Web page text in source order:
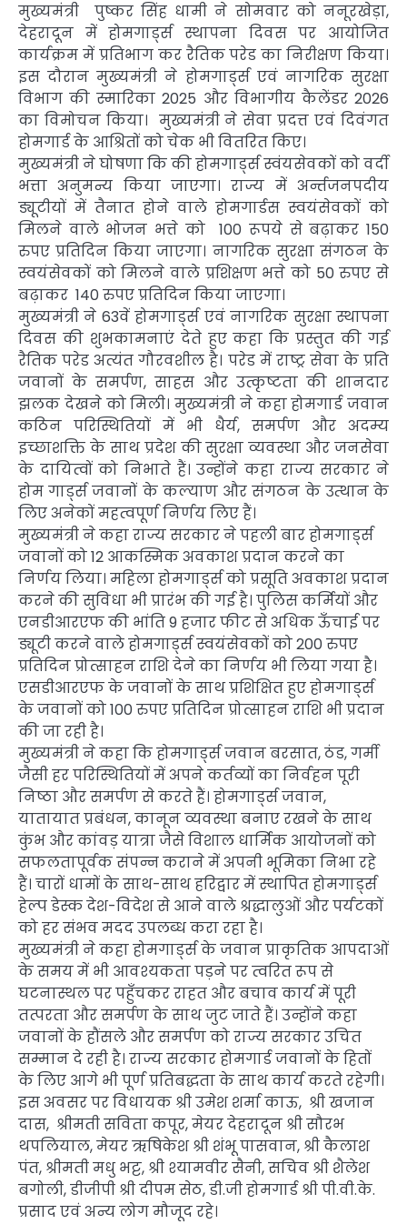
मुख्यमंत्री पुष्कर सिंह धामी ने सोमवार को ननूरखेड़ा,
देहरादून में होमगार्ड्स स्थापना दिवस पर आयोजित
कार्यक्रम में प्रतिभाग कर रैतिक परेड का निरीक्षण किया।
इस दौरान मुख्यमंत्री ने होमगार्ड्स एवं नागरिक सुरक्षा
विभाग की स्मारिका 2025 और विभागीय कैलेंडर 2026
का विमोचन किया। मुख्यमंत्री ने सेवा प्रदत्त एवं दिवंगत
होमगार्ड के आश्रितों को चेक भी वितरित किए।
मुख्यमंत्री ने घोषणा कि की होमगार्ड्स स्वंयसेवकों को वर्दी
भत्ता अनुमन्य किया जाएगा। राज्य में अर्न्तजनपदीय
ड्यूटीयों में तैनात होने वाले होमगार्डस स्वयंसेवकों को
मिलने वाले भोजन भत्ते को 100 रूपये से बढ़ाकर 150
रुपए प्रतिदिन किया जाएगा। नागरिक सुरक्षा संगठन के
स्वयंसेवकों को मिलने वाले प्रशिक्षण भत्ते को 50 रुपए से
बढ़ाकर 140 रुपए प्रतिदिन किया जाएगा।
मुख्यमंत्री ने 63वें होमगार्ड्स एवं नागरिक सुरक्षा स्थापना
दिवस की शुभकामनाएं देते हुए कहा कि प्रस्तुत की गई
रैतिक परेड अत्यंत गौरवशील है। परेड में राष्ट्र सेवा के प्रति
जवानों के समर्पण, साहस और उत्कृष्टता की शानदार
झलक देखने को मिली। मुख्यमंत्री ने कहा होमगार्ड जवान
कठिन परिस्थितियों में भी धैर्य, समर्पण और अदम्य
इच्छाशक्ति के साथ प्रदेश की सुरक्षा व्यवस्था और जनसेवा
के दायित्वों को निभाते हैं। उन्होंने कहा राज्य सरकार ने
होम गार्ड्स जवानों के कल्याण और संगठन के उत्थान के
लिए अनेकों महत्वपूर्ण निर्णय लिए हैं।
मुख्यमंत्री ने कहा राज्य सरकार ने पहली बार होमगार्ड्स
जवानों को 12 आकस्मिक अवकाश प्रदान करने का
निर्णय लिया। महिला होमगार्ड्स को प्रसूति अवकाश प्रदान
करने की सुविधा भी प्रारंभ की गई है। पुलिस कर्मियों और
एनडीआरएफ की भांति 9 हजार फीट से अधिक ऊँचाई पर
ड्यूटी करने वाले होमगार्ड्स स्वयंसेवकों को 200 रुपए
प्रतिदिन प्रोत्साहन राशि देने का निर्णय भी लिया गया है।
एसडीआरएफ के जवानों के साथ प्रशिक्षित हुए होमगार्ड्स
के जवानों को 100 रुपए प्रतिदिन प्रोत्साहन राशि भी प्रदान
की जा रही है।
मुख्यमंत्री ने कहा कि होमगार्ड्स जवान बरसात, ठंड, गर्मी
जैसी हर परिस्थितियों में अपने कर्तव्यों का निर्वहन पूरी
निष्ठा और समर्पण से करते हैं। होमगार्ड्स जवान,
यातायात प्रबंधन, कानून व्यवस्था बनाए रखने के साथ
कुंभ और कांवड़ यात्रा जैसे विशाल धार्मिक आयोजनों को
सफलतापूर्वक संपन्न कराने में अपनी भूमिका निभा रहे
हैं। चारों धामों के साथ-साथ हरिद्वार में स्थापित होमगार्ड्स
हेल्प डेस्क देश-विदेश से आने वाले श्रद्धालुओं और पर्यटकों
को हर संभव मदद उपलब्ध करा रहा है।
मुख्यमंत्री ने कहा होमगार्ड्स के जवान प्राकृतिक आपदाओं
के समय में भी आवश्यकता पड़ने पर त्वरित रूप से
घटनास्थल पर पहुँचकर राहत और बचाव कार्य में पूरी
तत्परता और समर्पण के साथ जुट जाते हैं। उन्होंने कहा
जवानों के हौंसले और समर्पण को राज्य सरकार उचित
सम्मान दे रही है। राज्य सरकार होमगार्ड जवानों के हितों
के लिए आगे भी पूर्ण प्रतिबद्धता के साथ कार्य करते रहेगी।
इस अवसर पर विधायक श्री उमेश शर्मा काऊ, श्री खजान
दास, श्रीमती सविता कपूर, मेयर देहरादून श्री सौरभ
थपलियाल, मेयर ऋषिकेश श्री शंभू पासवान, श्री कैलाश
पंत, श्रीमती मधु भट्ट, श्री श्यामवीर सैनी, सचिव श्री शैलेश
बगोली, डीजीपी श्री दीपम सेठ, डी.जी होमगार्ड श्री पी.वी.के.
प्रसाद एवं अन्य लोग मौजूद रहे।